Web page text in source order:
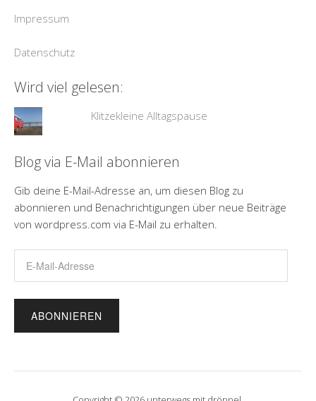
Impressum
Datenschutz
Wird viel gelesen:
Klitzekleine Alltagspause
Blog via E-Mail abonnieren
Gib deine E-Mail-Adresse an, um diesen Blog zu
abonnieren und Benachrichtigungen über neue Beiträge
von wordpress.com via E-Mail zu erhalten.
Mail-